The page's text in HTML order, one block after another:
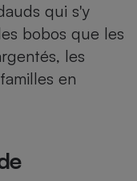
qui s'y
bobos que les
les
en
Complément
alimentaire
emprunteur
électroménager -
Mutuelle